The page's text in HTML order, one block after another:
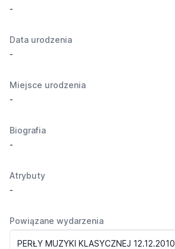
-
Data urodzenia
-
Miejsce urodzenia
-
Biografia
-
Atrybuty
-
Powiązane wydarzenia
PERŁY MUZYKI KLASYCZNEJ 12.12.2010